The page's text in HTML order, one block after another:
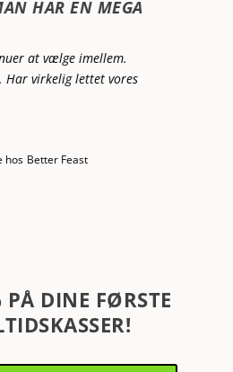
VELSMAGENDE MAD
mad, der er nemt at lave og
Det gør at der er mere
kunde hos
PÅ DINE FØRSTE